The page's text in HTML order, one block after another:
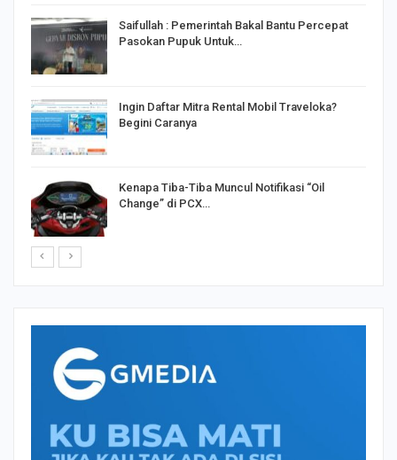
Saifullah : Pemerintah Bakal Bantu Percepat
Pasokan Pupuk Untuk…
Ingin Daftar Mitra Rental Mobil Traveloka?
Begini Caranya
Kenapa Tiba-Tiba Muncul Notifikasi “Oil
Change” di PCX…